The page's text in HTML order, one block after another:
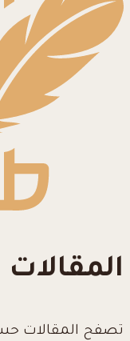
المقالات
تصفح المقالات